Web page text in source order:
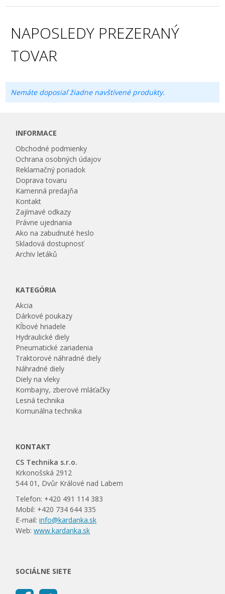
NAPOSLEDY PREZERANÝ
TOVAR
Nemáte doposiaľ žiadne navštívené produkty.
INFORMACE
Obchodné podmienky
Ochrana osobných údajov
Reklamačný poriadok
Doprava tovaru
Kamenná predajňa
Kontakt
Zajímavé odkazy
Právne ujednania
Ako na zabudnuté heslo
Skladová dostupnosť
Archiv letáků
KATEGÓRIA
Akcia
Dárkové poukazy
Kĺbové hriadele
Hydraulické diely
Pneumatické zariadenia
Traktorové náhradné diely
Náhradné diely
Diely na vleky
Kombajny, zberové mláťačky
Lesná technika
Komunálna technika
KONTAKT
CS Technika s.r.o.
Krkonošská 2912
544 01, Dvůr Králové nad Labem
Telefon: +420 491 114 383
Mobil: +420 734 644 335
E-mail:info@kardanka.sk
Web:www.kardanka.sk
SOCIÁLNE SIETE